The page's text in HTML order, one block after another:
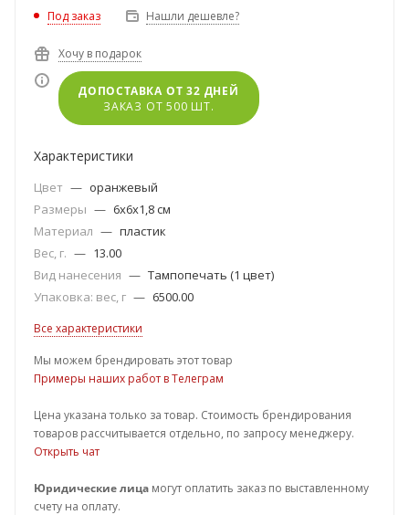
Под заказ Нашли дешевле?
Хочу в подарок
ДОПОСТАВКА ОТ 32 ДНЕЙ
ЗАКАЗ ОТ 500 ШТ.
Характеристики
Цвет — оранжевый
Размеры — 6x6x1,8 см
Материал — пластик
Вес, г. — 13.00
Вид нанесения — Тампопечать (1 цвет)
Упаковка: вес, г — 6500.00
Все характеристики
Мы можем брендировать этот товар
Примеры наших работ в Телеграм
Цена указана только за товар. Стоимость брендирования
товаров рассчитывается отдельно, по запросу менеджеру.
Открыть чат
Юридические лица могут оплатить заказ по выставленному
счету на оплату.